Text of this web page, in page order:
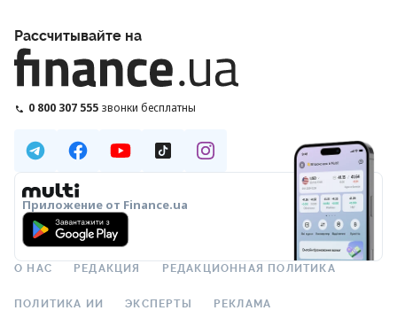
Рассчитывайте на
0 800 307 555 звонки бесплатны
Приложение от Finance.ua
О НАС РЕДАКЦИЯ РЕДАКЦИОННАЯ ПОЛИТИКА
ПОЛИТИКА ИИ ЭКСПЕРТЫ РЕКЛАМА